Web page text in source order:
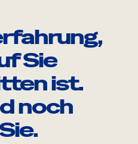
Sie
ist.
noch